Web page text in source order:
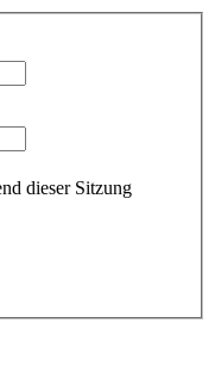
dieser Sitzung